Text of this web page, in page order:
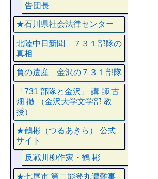
告団長
★石川県社会法律センター
北陸中日新聞 ７３１部隊の
真相
負の遺産 金沢の７３１部隊
「731 部隊と金沢」 講 師 古
畑 徹 （金沢大学文学部 教
授）
★鶴彬（つるあきら） 公式
サイト
反戦川柳作家・鶴 彬
★七尾市 第二能登丸遭難事